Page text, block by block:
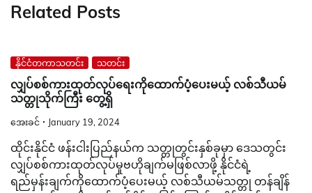
Related Posts
နိုင်ငံတကာသတင်း သတင်း
လျှပ်စစ်ကားထုတ်လုပ်ရေးကိုထောက်ပံ့ပေးမယ့် လစ်သီယမ်
သတ္တုသိုက်ကြီး တွေ့ရှိ
အေးခင် January 19, 2024
ထိုင်းနိုင်ငံ ဖန်းငါးပြည်နယ်က သတ္တုတွင်းနှစ်ခုမှာ ဒေသတွင်း
လျှပ်စစ်ကားထုတ်လုပ်မှုဗဟိုချက်မဖြစ်လာဖို့ နိုင်ငံရဲ့
ရည်မှန်းချက်ကိုထောက်ပံ့ပေးမယ့် လစ်သီယမ်သတ္တု တန်ချိန်